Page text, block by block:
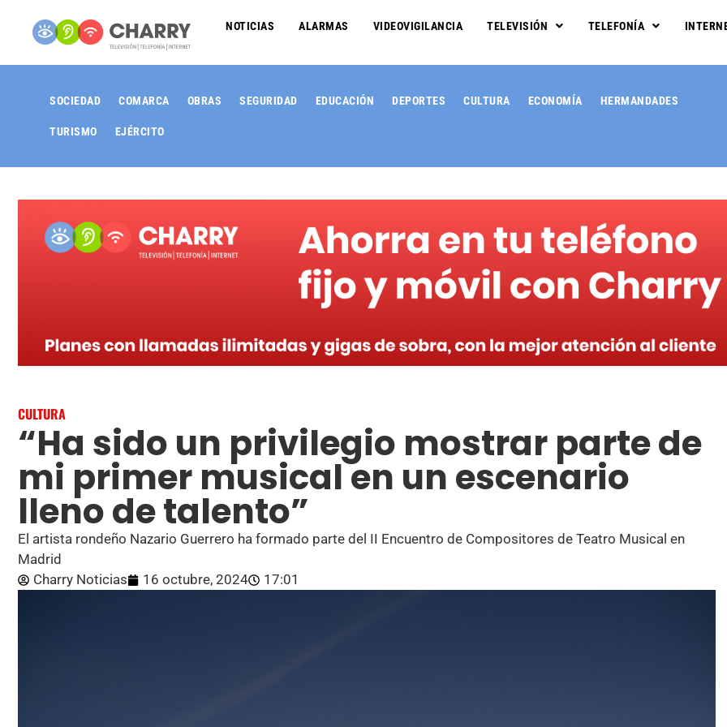
NOTICIAS ALARMAS VIDEOVIGILANCIA TELEVISIÓN TELEFONÍA
SOCIEDAD COMARCA OBRAS SEGURIDAD EDUCACIÓN DEPORTES CULTURA ECONOMÍA HERMANDADES
TURISMO EJÉRCITO
CULTURA
“Ha sido un privilegio mostrar parte de
mi primer musical en un escenario
lleno de talento”
El artista rondeño Nazario Guerrero ha formado parte del II Encuentro de Compositores de Teatro Musical en
Madrid
Charry Noticias
16 octubre, 2024 17:01